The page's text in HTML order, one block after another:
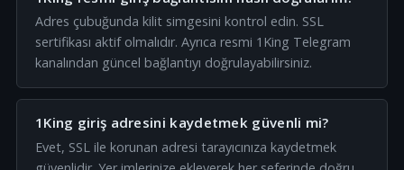
Adres çubuğunda kilit simgesini kontrol edin. SSL
sertifikası aktif olmalıdır. Ayrıca resmi 1King Telegram
kanalından güncel bağlantıyı doğrulayabilirsiniz.
1King giriş adresini kaydetmek güvenli mi?
Evet, SSL ile korunan adresi tarayıcınıza kaydetmek